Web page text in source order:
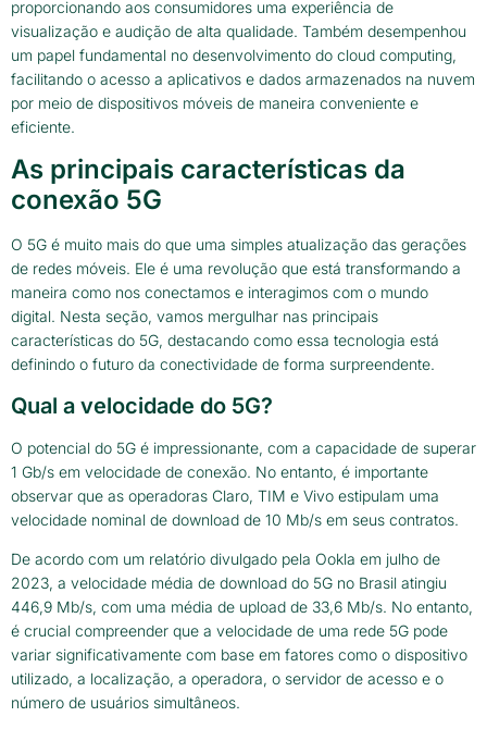
proporcionando aos consumidores uma experiência de
visualização e audição de alta qualidade. Também desempenhou
um papel fundamental no desenvolvimento do cloud computing,
facilitando o acesso a aplicativos e dados armazenados na nuvem
por meio de dispositivos móveis de maneira conveniente e
eficiente.
As principais características da
conexão 5G
O 5G é muito mais do que uma simples atualização das gerações
de redes móveis. Ele é uma revolução que está transformando a
maneira como nos conectamos e interagimos com o mundo
digital. Nesta seção, vamos mergulhar nas principais
características do 5G, destacando como essa tecnologia está
definindo o futuro da conectividade de forma surpreendente.
Qual a velocidade do 5G?
O potencial do 5G é impressionante, com a capacidade de superar
1 Gb/s em velocidade de conexão. No entanto, é importante
observar que as operadoras Claro, TIM e Vivo estipulam uma
velocidade nominal de download de 10 Mb/s em seus contratos.
De acordo com um relatório divulgado pela Ookla em julho de
2023, a velocidade média de download do 5G no Brasil atingiu
446,9 Mb/s, com uma média de upload de 33,6 Mb/s. No entanto,
é crucial compreender que a velocidade de uma rede 5G pode
variar significativamente com base em fatores como o dispositivo
utilizado, a localização, a operadora, o servidor de acesso e o
número de usuários simultâneos.